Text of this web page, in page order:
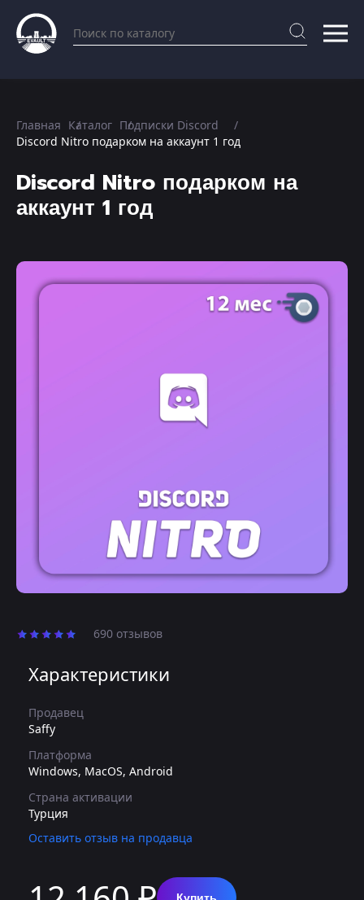
Главная Каталог Подписки Discord
Discord Nitro подарком на аккаунт 1 год
Discord Nitro подарком на
аккаунт 1 год
690 отзывов
Характеристики
Продавец
Saffy
Платформа
Windows, MacOS, Android
Страна активации
Турция
Оставить отзыв на продавца